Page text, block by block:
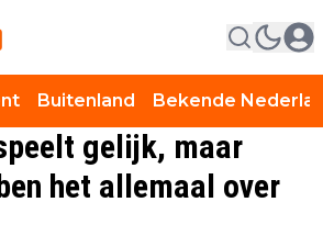
Buitenland Bekende
gelijk, maar
het allemaal over